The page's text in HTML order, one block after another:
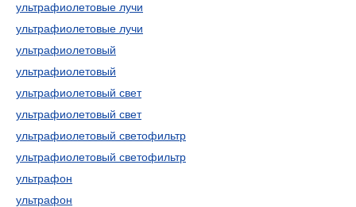
ультрафиолетовые лучи
ультрафиолетовые лучи
ультрафиолетовый
ультрафиолетовый
ультрафиолетовый свет
ультрафиолетовый свет
ультрафиолетовый светофильтр
ультрафиолетовый светофильтр
ультрафон
ультрафон